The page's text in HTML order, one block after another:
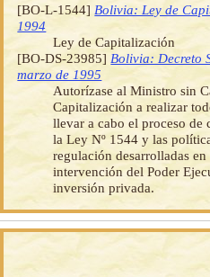
[BO-L-1544] Bolivia: Ley de
1994
Ley de Capitalización
[BO-DS-23985] Bolivia: Decreto
marzo de 1995
Autorízase al Ministro sin
Capitalización a realizar
llevar a cabo el proceso
la Ley Nº 1544 y las
regulación desarrolladas
intervención del Poder
inversión privada.